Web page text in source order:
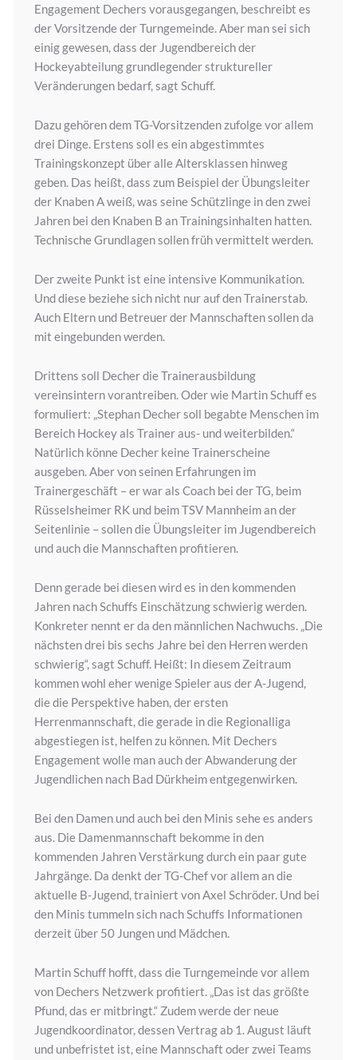
Engagement Dechers vorausgegangen, beschreibt es
der Vorsitzende der Turngemeinde. Aber man sei sich
einig gewesen, dass der Jugendbereich der
Hockeyabteilung grundlegender struktureller
Veränderungen bedarf, sagt Schuff.
Dazu gehören dem TG-Vorsitzenden zufolge vor allem
drei Dinge. Erstens soll es ein abgestimmtes
Trainingskonzept über alle Altersklassen hinweg
geben. Das heißt, dass zum Beispiel der Übungsleiter
der Knaben A weiß, was seine Schützlinge in den zwei
Jahren bei den Knaben B an Trainingsinhalten hatten.
Technische Grundlagen sollen früh vermittelt werden.
Der zweite Punkt ist eine intensive Kommunikation.
Und diese beziehe sich nicht nur auf den Trainerstab.
Auch Eltern und Betreuer der Mannschaften sollen da
mit eingebunden werden.
Drittens soll Decher die Trainerausbildung
vereinsintern vorantreiben. Oder wie Martin Schuff es
formuliert: „Stephan Decher soll begabte Menschen im
Bereich Hockey als Trainer aus- und weiterbilden.“
Natürlich könne Decher keine Trainerscheine
ausgeben. Aber von seinen Erfahrungen im
Trainergeschäft – er war als Coach bei der TG, beim
Rüsselsheimer RK und beim TSV Mannheim an der
Seitenlinie – sollen die Übungsleiter im Jugendbereich
und auch die Mannschaften profitieren.
Denn gerade bei diesen wird es in den kommenden
Jahren nach Schuffs Einschätzung schwierig werden.
Konkreter nennt er da den männlichen Nachwuchs. „Die
nächsten drei bis sechs Jahre bei den Herren werden
schwierig“, sagt Schuff. Heißt: In diesem Zeitraum
kommen wohl eher wenige Spieler aus der A-Jugend,
die die Perspektive haben, der ersten
Herrenmannschaft, die gerade in die Regionalliga
abgestiegen ist, helfen zu können. Mit Dechers
Engagement wolle man auch der Abwanderung der
Jugendlichen nach Bad Dürkheim entgegenwirken.
Bei den Damen und auch bei den Minis sehe es anders
aus. Die Damenmannschaft bekomme in den
kommenden Jahren Verstärkung durch ein paar gute
Jahrgänge. Da denkt der TG-Chef vor allem an die
aktuelle B-Jugend, trainiert von Axel Schröder. Und bei
den Minis tummeln sich nach Schuffs Informationen
derzeit über 50 Jungen und Mädchen.
Martin Schuff hofft, dass die Turngemeinde vor allem
von Dechers Netzwerk profitiert. „Das ist das größte
Pfund, das er mitbringt.“ Zudem werde der neue
Jugendkoordinator, dessen Vertrag ab 1. August läuft
und unbefristet ist, eine Mannschaft oder zwei Teams